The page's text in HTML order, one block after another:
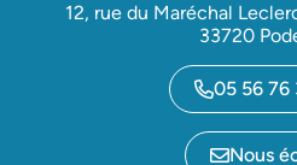
12, rue du Maréchal
33720
05 56 76
Nous